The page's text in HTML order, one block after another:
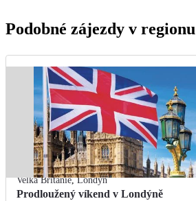
Podobné zájezdy v regionu
Velká Británie,Londýn
Prodloužený víkend v Londýně